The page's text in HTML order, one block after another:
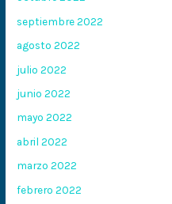
septiembre 2022
agosto 2022
julio 2022
junio 2022
mayo 2022
abril 2022
marzo 2022
febrero 2022